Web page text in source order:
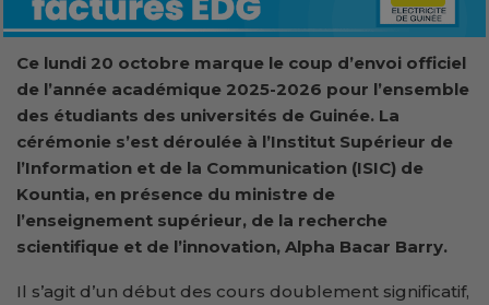
Ce lundi 20 octobre marque le coup d’envoi officiel
de l’année académique 2025-2026 pour l’ensemble
des étudiants des universités de Guinée. La
cérémonie s’est déroulée à l’Institut Supérieur de
l’Information et de la Communication (ISIC) de
Kountia, en présence du ministre de
l’enseignement supérieur, de la recherche
scientifique et de l’innovation, Alpha Bacar Barry.
Il s’agit d’un début des cours doublement significatif,